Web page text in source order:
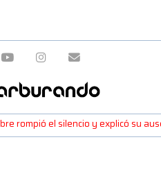
rompió el silencio y explicó su